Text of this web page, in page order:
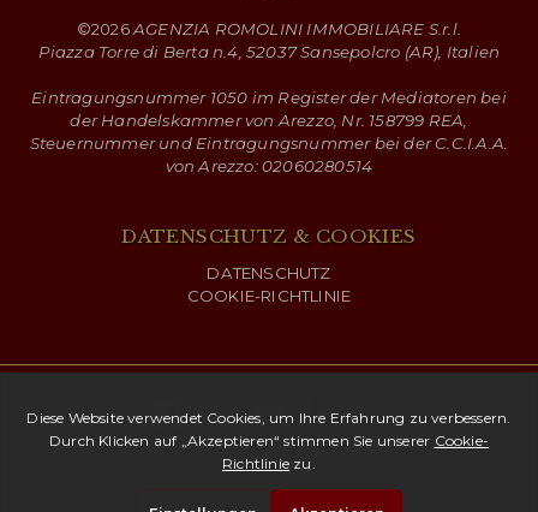
©2026AGENZIA ROMOLINI IMMOBILIARE S.r.l.
Piazza Torre di Berta n.4, 52037 Sansepolcro (AR), Italien
Eintragungsnummer 1050 im Register der Mediatoren bei
der Handelskammer von Arezzo, Nr. 158799 REA,
Steuernummer und Eintragungsnummer bei der C.C.I.A.A.
von Arezzo: 02060280514
DATENSCHUTZ & COOKIES
DATENSCHUTZ
COOKIE-RICHTLINIE